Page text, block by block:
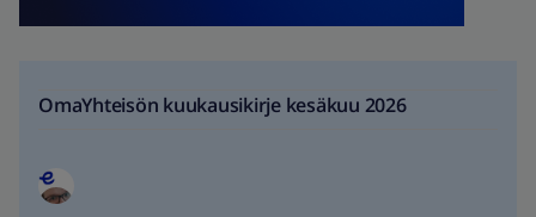
OmaYhteisön kuukausikirje kesäkuu 2026